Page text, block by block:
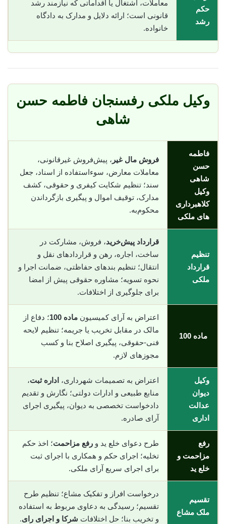
حکم
رشد
معاملات، اشتغال یا اقداماتی که نیازمند رشد
قانونی است؛ ارائه دلایل و مدارک به دادگاه
خانواده.
وکیل ملکی رفسنجان فاطمه حسن
شاهی
فاطمه
حسن
شاهی
وکیل
کلاهبرداری
های ملکی
فروش مال غیر ، پیش‌فروش غیرقانونی،
معاملات معارض، سوء‌استفاده از اسناد، جعل
سند؛ تنظیم شکایت کیفری و حقوقی، کشف
مدارک، توقیف اموال و پیگیری بازگرداندن
محکوم‌به.
تنظیم
قرارداد
ملکی
قرارداد پیش‌خرید، فروش، مشارکت در
ساخت، اجاره، رهن و قراردادهای نقل و
انتقال؛ تنظیم بندهای حفاظتی، ضمانت اجرا و
نحوه تسویه؛ مشاوره حقوقی پیش از امضا
برای جلوگیری از اختلافات.
ماده 100
اعتراض به آرای کمیسیون ماده 100
؛ دفاع از
مالک در مقابل تخریب یا جریمه؛ تنظیم لایحه
فنی-حقوقی، پیگیری اصلاح بنا و کسب
مجوزهای لازم.
وکیل
دیوان
عدالت
اداری
اعتراض به تصمیمات شهرداری، اداره ثبت،
منابع طبیعی و ادارات دولتی؛ نگارش و تقدیم
دادخواست تخصصی به دیوان، پیگیری اجرای
آرای صادره.
رفع
مزاحمت و
خلع ید
طرح دعوای خلع ید و رفع مزاحمت؛ اخذ حکم
تخلیه؛ اجرای حکم و همکاری با اجرای ثبت
برای اجرای سریع آرای ملکی.
تقسیم
ملک مشاع
درخواست افراز و تفکیک مشاع؛ تنظیم طرح
تقسیم؛ رسیدگی به دعاوی مربوط به استفاده
و تخریب بنا؛ حل اختلافات شرکا و اجرای رای.